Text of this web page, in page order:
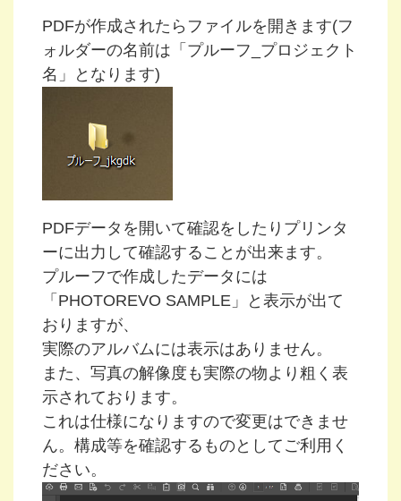
PDFが作成されたらファイルを開きます(フ
ォルダーの名前は「プルーフ_プロジェクト
名」となります)
PDFデータを開いて確認をしたりプリンタ
ーに出力して確認することが出来ます。
プルーフで作成したデータには
「PHOTOREVO SAMPLE」と表示が出て
おりますが、
実際のアルバムには表示はありません。
また、写真の解像度も実際の物より粗く表
示されております。
これは仕様になりますので変更はできませ
ん。構成等を確認するものとしてご利用く
ださい。